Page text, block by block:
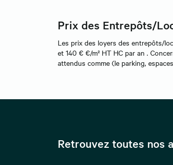
Prix des Entrepôts/
Les prix des loyers des entrepôts/
et 140 € €/m² HT HC par an .
attendus comme (le parking,
Retrouvez toutes nos